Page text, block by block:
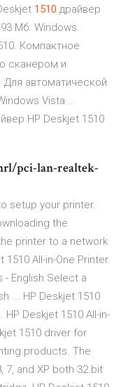
1510 драйвер
Мб. Windows.
Компактное
сканером и
автоматической
Vista...
HP Deskjet 1510
pci-lan-realtek-
setup your printer.
the
printer to a network
All-in-One Printer.
English Select a
... HP Deskjet 1510
HP Deskjet 1510 All-in-
1510 driver for
products. The
and XP both 32 bit